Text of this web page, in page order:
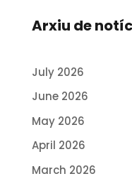
Arxiu de
July 2026
June 2026
May 2026
April 2026
March 2026